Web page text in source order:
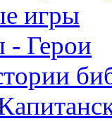
игры
Герои